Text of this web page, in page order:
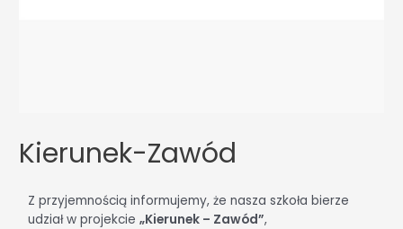
Kierunek-Zawód
Z przyjemnością informujemy, że nasza szkoła bierze
udział w projekcie„Kierunek – Zawód”,